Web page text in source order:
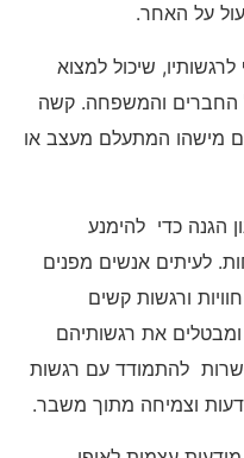
על האחר.
שיכול למצוא
החברים והמשפחה. קשה
מישהו המתעלם מעצב או
הגנה כדי להימנע
לעיתים אנשים מפנים
ורגשות קשים
את רגשותיהם
להתמודד עם רגשות
וצמיחה מתוך משבר.